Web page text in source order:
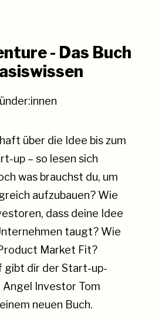
- Das Buch
über die Idee bis zum
up – so lesen sich
was brauchst du, um
aufzubauen? Wie
dass deine Idee
taugt? Wie
Market Fit?
gibt dir der Start-up-
Investor Tom
neuen Buch.